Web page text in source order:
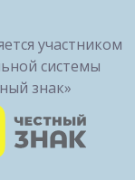
участником
системы
знак»